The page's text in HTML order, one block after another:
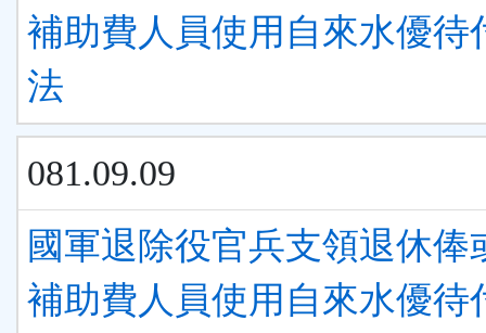
補助費人員使用自來水優待
法
081.09.09
國軍退除役官兵支領退休俸
補助費人員使用自來水優待